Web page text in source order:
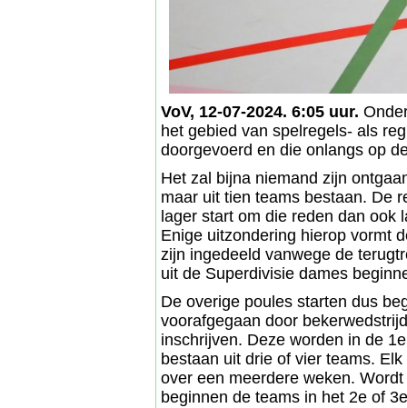
VoV, 12-07-2024. 6:05 uur.
het gebied van spelregels- als
doorgevoerd en die onlangs op
Het zal bijna niemand zijn
maar uit tien teams bestaan. De
lager start om die reden dan ook
Enige uitzondering hierop vormt
zijn ingedeeld vanwege de
uit de Superdivisie dames
De overige poules starten dus
voorafgegaan door
inschrijven. Deze worden in de
bestaan uit drie of vier teams.
over een meerdere weken.
beginnen de teams in het 2e of